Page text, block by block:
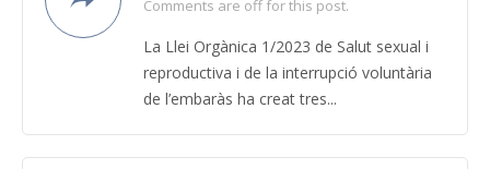
Comments are off for this post.
La Llei Orgànica 1/2023 de Salut sexual i
reproductiva i de la interrupció voluntària
de l’embaràs ha creat tres...